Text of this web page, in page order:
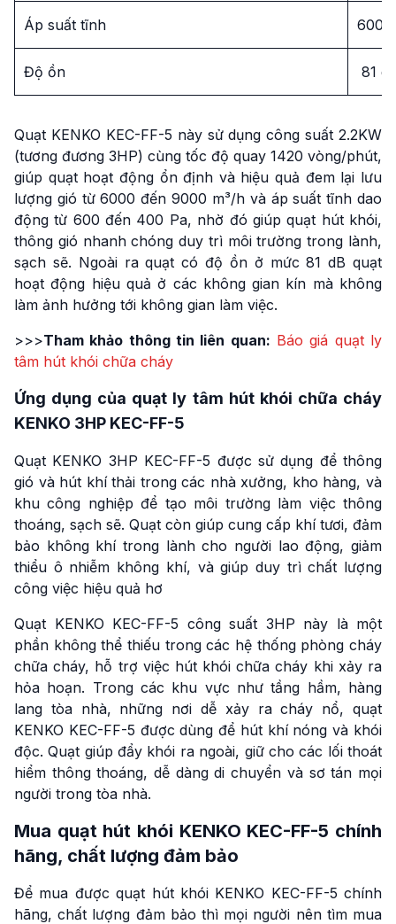
Áp suất tĩnh 600
Độ ồn 81
Quạt KENKO KEC-FF-5 này sử dụng công suất 2.2KW
(tương đương 3HP) cùng tốc độ quay 1420 vòng/phút,
giúp quạt hoạt động ổn định và hiệu quả đem lại lưu
lượng gió từ 6000 đến 9000 m³/h và áp suất tĩnh dao
động từ 600 đến 400 Pa, nhờ đó giúp quạt hút khói,
thông gió nhanh chóng duy trì môi trường trong lành,
sạch sẽ. Ngoài ra quạt có độ ồn ở mức 81 dB quạt
hoạt động hiệu quả ở các không gian kín mà không
làm ảnh hưởng tới không gian làm việc.
>>>Tham khảo thông tin liên quan: Báo giá quạt ly
tâm hút khói chữa cháy
Ứng dụng của quạt ly tâm hút khói chữa cháy
KENKO 3HP KEC-FF-5
Quạt KENKO 3HP KEC-FF-5 được sử dụng để thông
gió và hút khí thải trong các nhà xưởng, kho hàng, và
khu công nghiệp để tạo môi trường làm việc thông
thoáng, sạch sẽ. Quạt còn giúp cung cấp khí tươi, đảm
bảo không khí trong lành cho người lao động, giảm
thiểu ô nhiễm không khí, và giúp duy trì chất lượng
công việc hiệu quả hơ
Quạt KENKO KEC-FF-5 công suất 3HP này là một
phần không thể thiếu trong các hệ thống phòng cháy
chữa cháy, hỗ trợ việc hút khói chữa cháy khi xảy ra
hỏa hoạn. Trong các khu vực như tầng hầm, hàng
lang tòa nhà, những nơi dễ xảy ra cháy nổ, quạt
KENKO KEC-FF-5 được dùng để hút khí nóng và khói
độc. Quạt giúp đẩy khói ra ngoài, giữ cho các lối thoát
hiểm thông thoáng, dễ dàng di chuyển và sơ tán mọi
người trong tòa nhà.
Mua quạt hút khói KENKO KEC-FF-5 chính
hãng, chất lượng đảm bảo
Để mua được quạt hút khói KENKO KEC-FF-5 chính
hãng, chất lượng đảm bảo thì mọi người nên tìm mua